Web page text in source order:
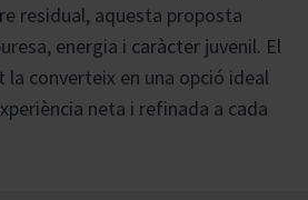
residual, aquesta proposta
energia i caràcter juvenil. El
la converteix en una opció ideal
neta i refinada a cada